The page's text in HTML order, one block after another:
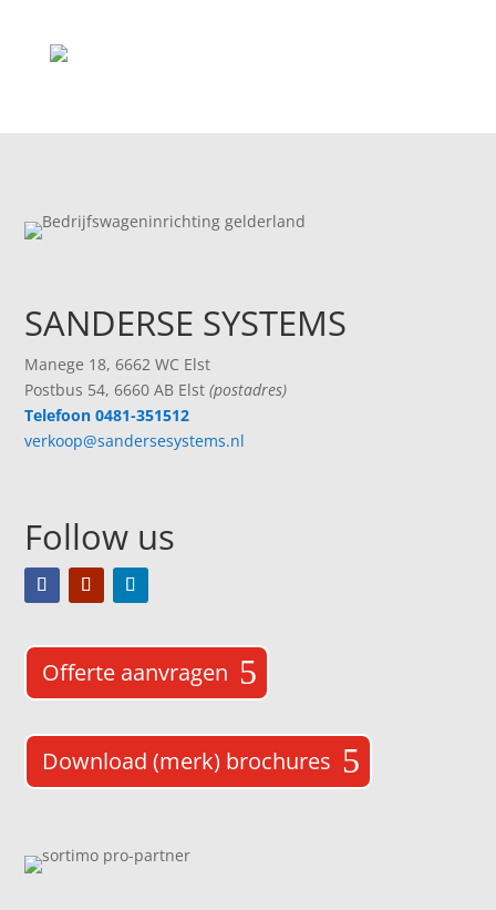
SANDERSE SYSTEMS
Manege 18, 6662 WC Elst
Postbus 54, 6660 AB Elst (postadres)
Telefoon 0481-351512
verkoop@sandersesystems.nl
Follow us
Offerte aanvragen
Download (merk) brochures